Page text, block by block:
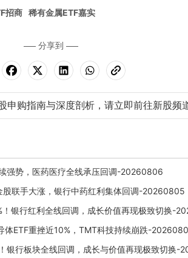
招商 稀有金属ETF嘉实
分享到
申购指南与深度剖析，请立即前往新股频
强势，医药医疗全线承压回调-20260806
股联手大涨，银行中药红利集体回调-20260805
银行红利全线回调，成长价值再现极致切换-
体ETF重挫近10%，TMT科技持续崩跌-
银行板块全线回调，成长与价值再现极致切换-